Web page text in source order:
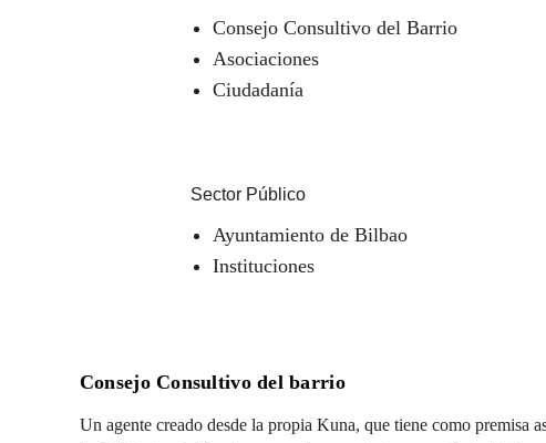
Consejo Consultivo del Barrio
Asociaciones
Ciudadanía
Sector Público
Ayuntamiento de Bilbao
Instituciones
Consejo Consultivo del barrio
Un agente creado desde la propia Kuna, que tiene como premisa